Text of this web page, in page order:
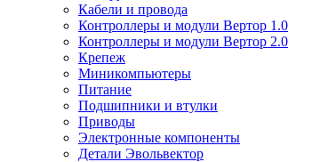
Кабели и провода
Контроллеры и модули Вертор 1.0
Контроллеры и модули Вертор 2.0
Крепеж
Миникомпьютеры
Питание
Подшипники и втулки
Приводы
Электронные компоненты
Детали Эвольвектор